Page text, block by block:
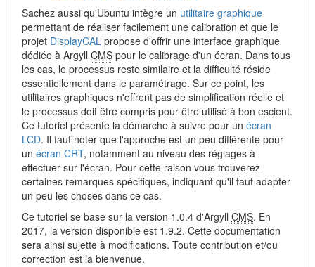
Sachez aussi qu'Ubuntu intègre un utilitaire graphique
permettant de réaliser facilement une calibration et que le
projet DisplayCAL propose d'offrir une interface graphique
dédiée à Argyll CMS pour le calibrage d'un écran. Dans tous
les cas, le processus reste similaire et la difficulté réside
essentiellement dans le paramétrage. Sur ce point, les
utilitaires graphiques n'offrent pas de simplification réelle et
le processus doit être compris pour être utilisé à bon escient.
Ce tutoriel présente la démarche à suivre pour un écran
LCD. Il faut noter que l'approche est un peu différente pour
un écran CRT, notamment au niveau des réglages à
effectuer sur l'écran. Pour cette raison vous trouverez
certaines remarques spécifiques, indiquant qu'il faut adapter
un peu les choses dans ce cas.
Ce tutoriel se base sur la version 1.0.4 d'Argyll CMS. En
2017, la version disponible est 1.9.2. Cette documentation
sera ainsi sujette à modifications. Toute contribution et/ou
correction est la bienvenue.